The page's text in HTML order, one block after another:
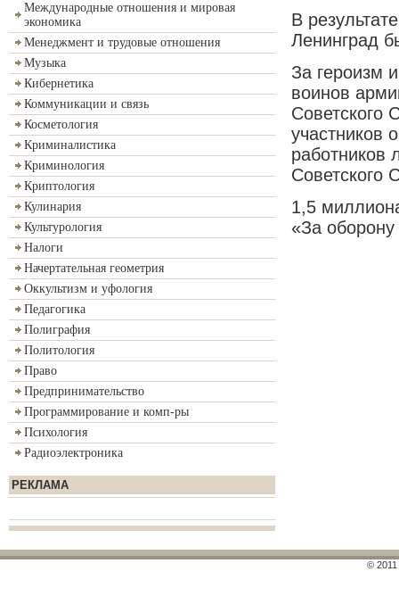
Международные отношения и мировая
экономика
Менеджмент и трудовые отношения
Музыка
Кибернетика
Коммуникации и связь
Косметология
Криминалистика
Криминология
Криптология
Кулинария
Культурология
Налоги
Начертательная геометрия
Оккультизм и уфология
Педагогика
Полиграфия
Политология
Право
Предпринимательство
Программирование и комп-ры
Психология
Радиоэлектроника
РЕКЛАМА
В
Ленинград
За героизм
воинов
Советского
участников
работников
Советского
1,5
«За
©